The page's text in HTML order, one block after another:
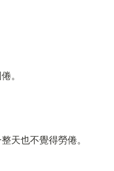
。
天也不覺得勞倦。